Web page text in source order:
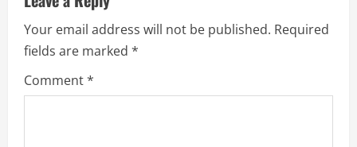
u
e
R
Your email address will not be published. Required
fields are marked *
Comment*